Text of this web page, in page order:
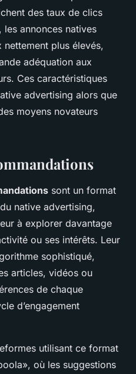
des taux de clics
les annonces natives
plus élevés,
adéquation aux
Ces caractéristiques
advertising alors que
moyens novateurs
sont un format
native advertising,
à explorer davantage
ou ses intérêts. Leur
sophistiqué,
articles, vidéos ou
de chaque
d’engagement
utilisant ce format
où les suggestions